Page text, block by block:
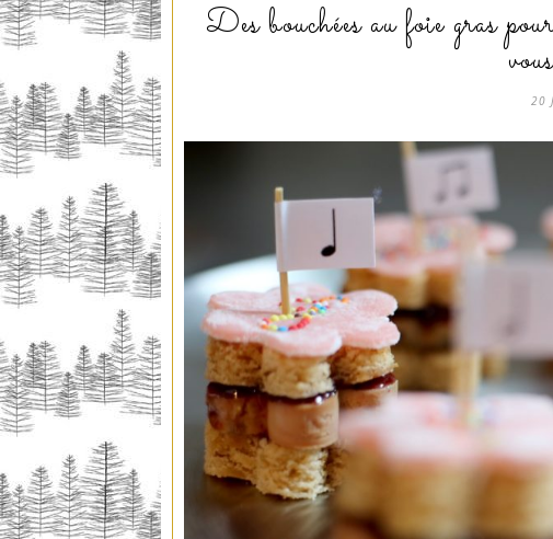
Des bouchées au foie gras
20